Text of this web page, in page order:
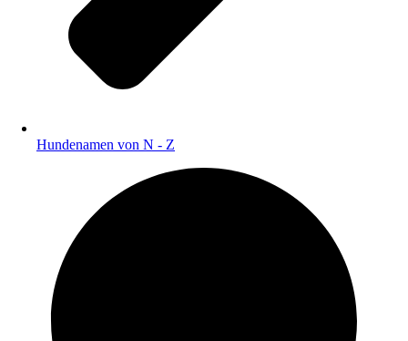
Hundenamen von N - Z